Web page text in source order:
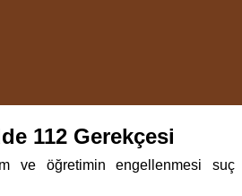
112 Gerekçesi
ve öğretimin engellenmesi suç